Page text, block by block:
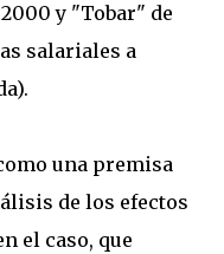
y "Tobar" de
salariales a
una premisa
de los efectos
el caso, que